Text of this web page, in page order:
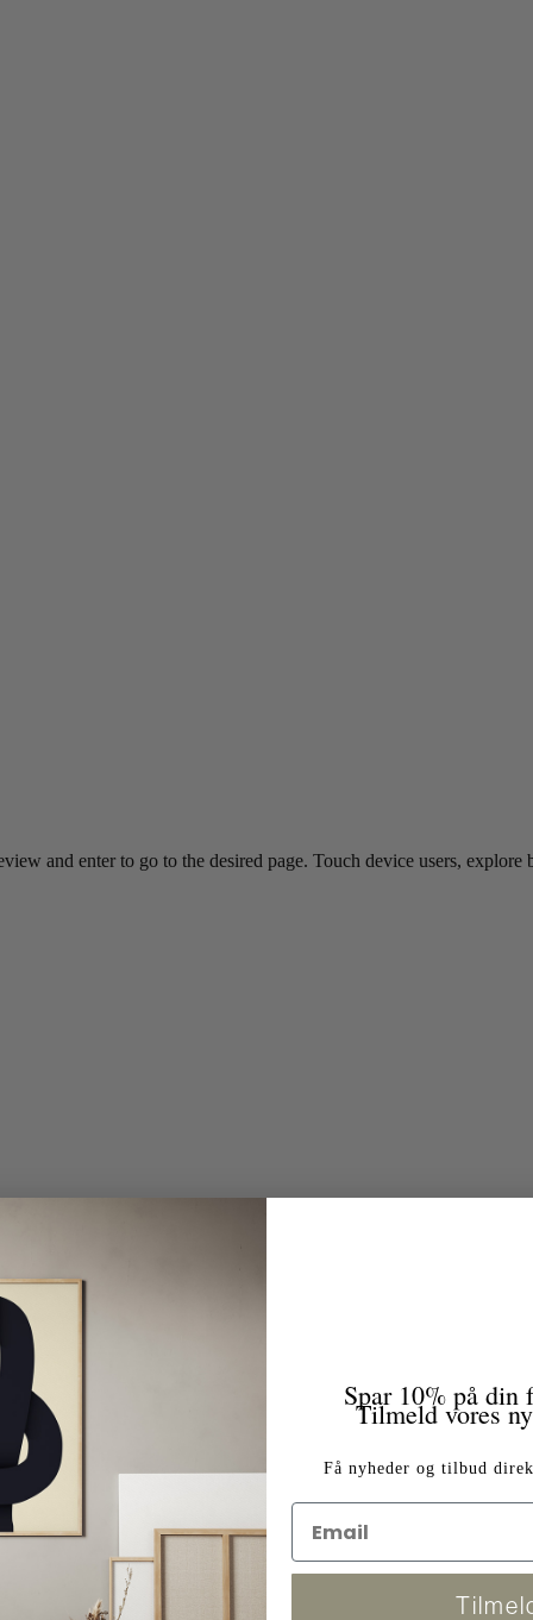
and enter to go to the desired page. Touch device users,
Spar 10% på din
Tilmeld vores
Få nyheder og tilbud